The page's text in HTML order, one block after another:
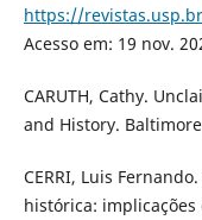
https://
Acesso em: 19 nov.
CARUTH, Cathy.
and History.
CERRI, Luis
histórica: